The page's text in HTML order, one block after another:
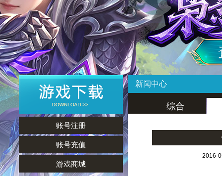
账号注册
账号充值
游戏商城
新闻中心
综合
2016-